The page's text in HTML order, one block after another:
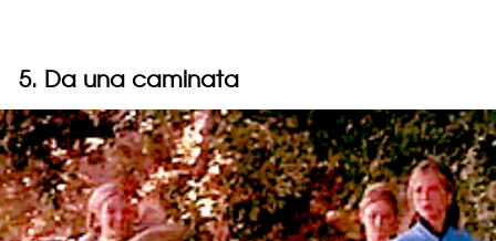
5. Da una caminata